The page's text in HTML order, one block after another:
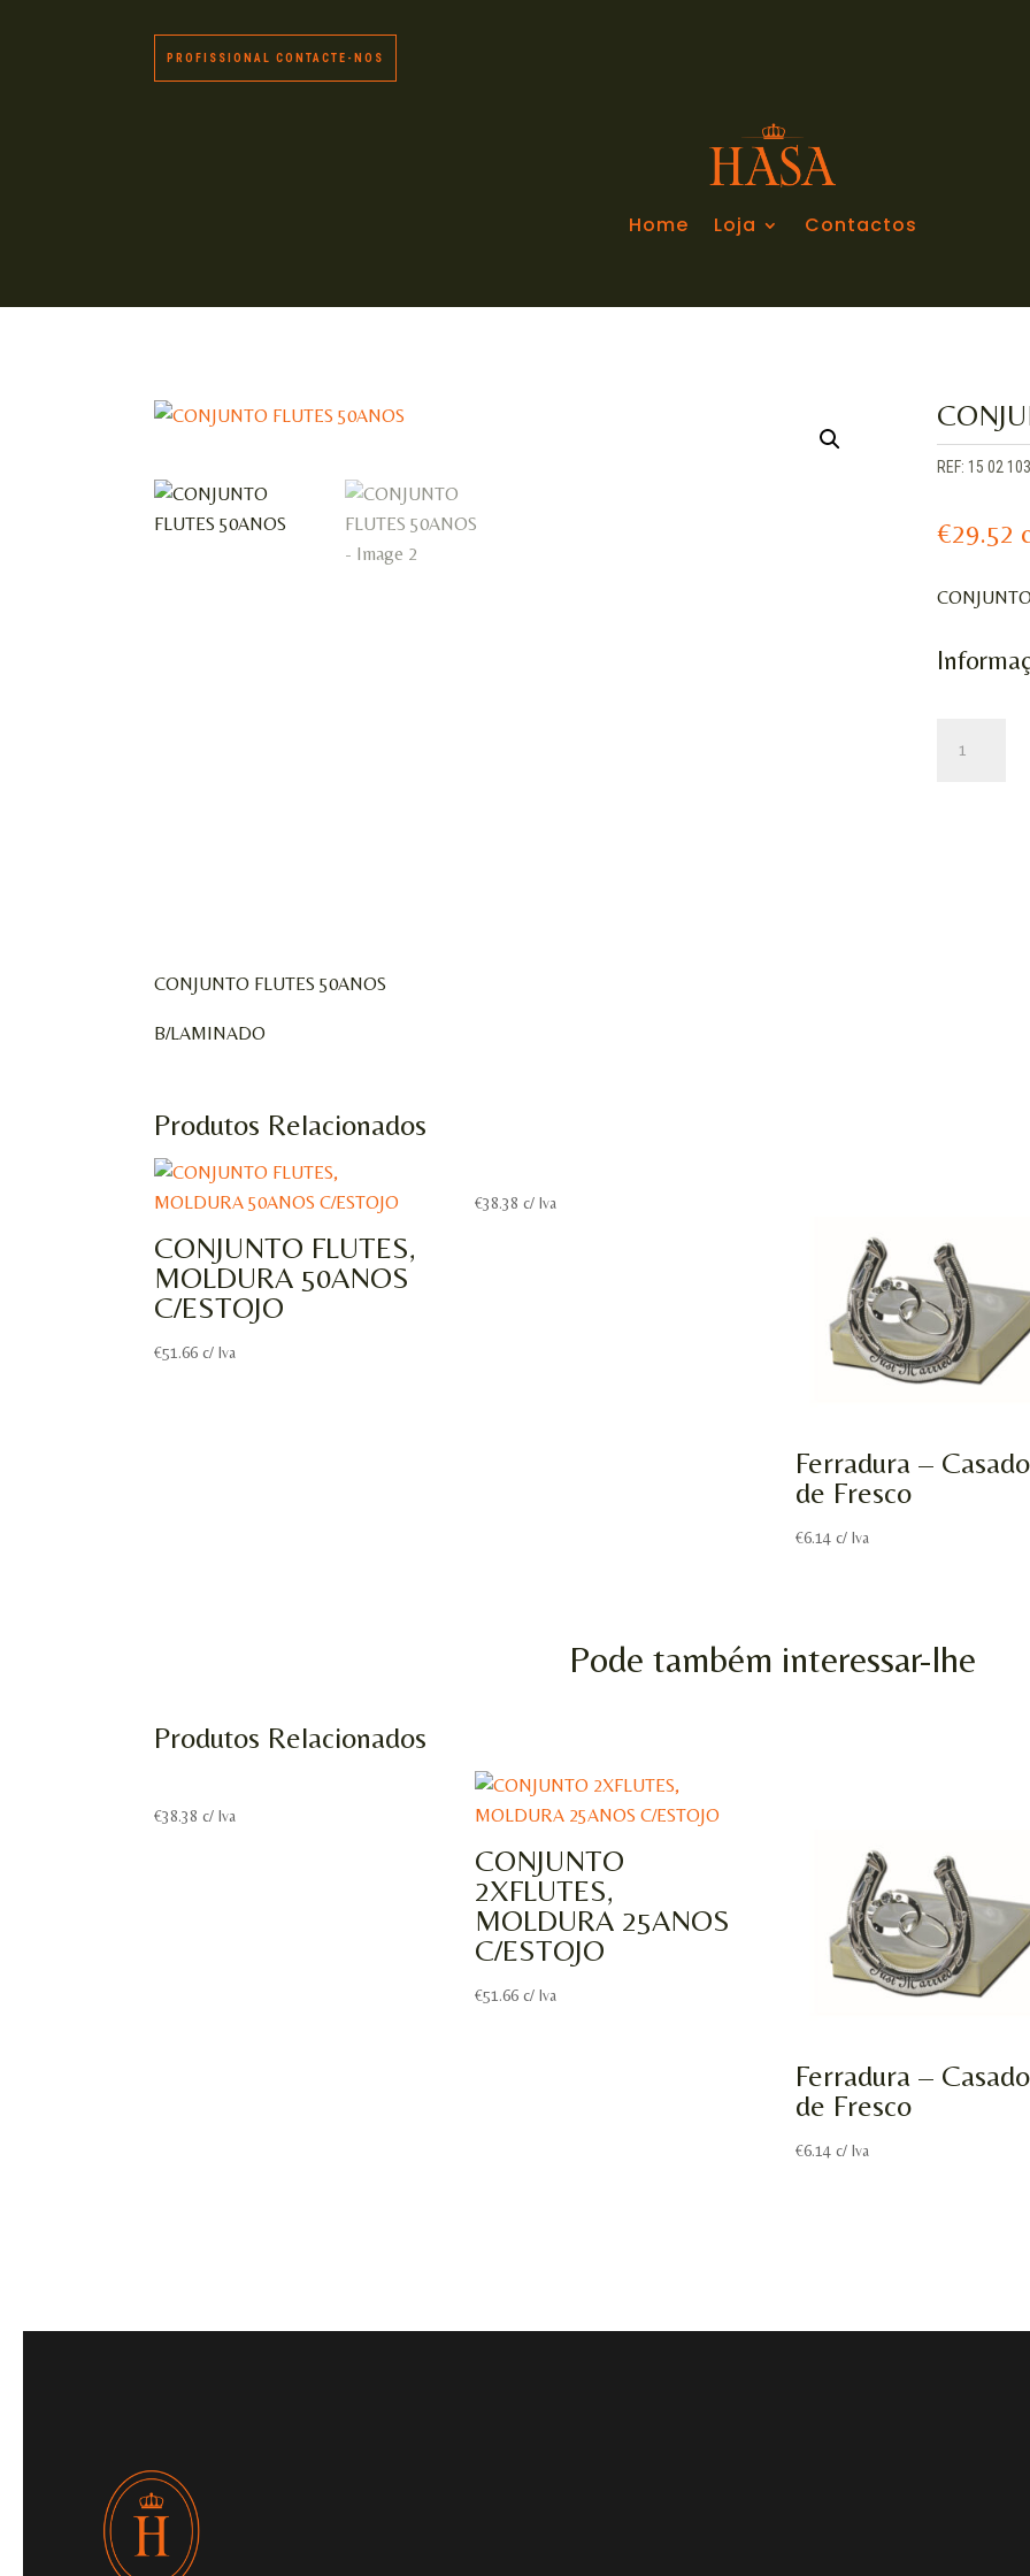
PROFISSIONAL CONTACTE-NOS
Home Loja Contactos
REF: 15 02 103
€29.52
CONJUNTO FLUTES 50ANOS
B/LAMINADO
Produtos Relacionados
CONJUNTO FLUTES,
MOLDURA 50ANOS
C/ESTOJO
€51.66 c/ Iva
€38.38 c/ Iva
Ferradura –
de Fresco
€6.14 c/ Iva
Pode também interessar-lhe
Produtos Relacionados
€38.38 c/ Iva
CONJUNTO
2XFLUTES,
MOLDURA 25ANOS
C/ESTOJO
€51.66 c/ Iva
Ferradura –
de Fresco
€6.14 c/ Iva